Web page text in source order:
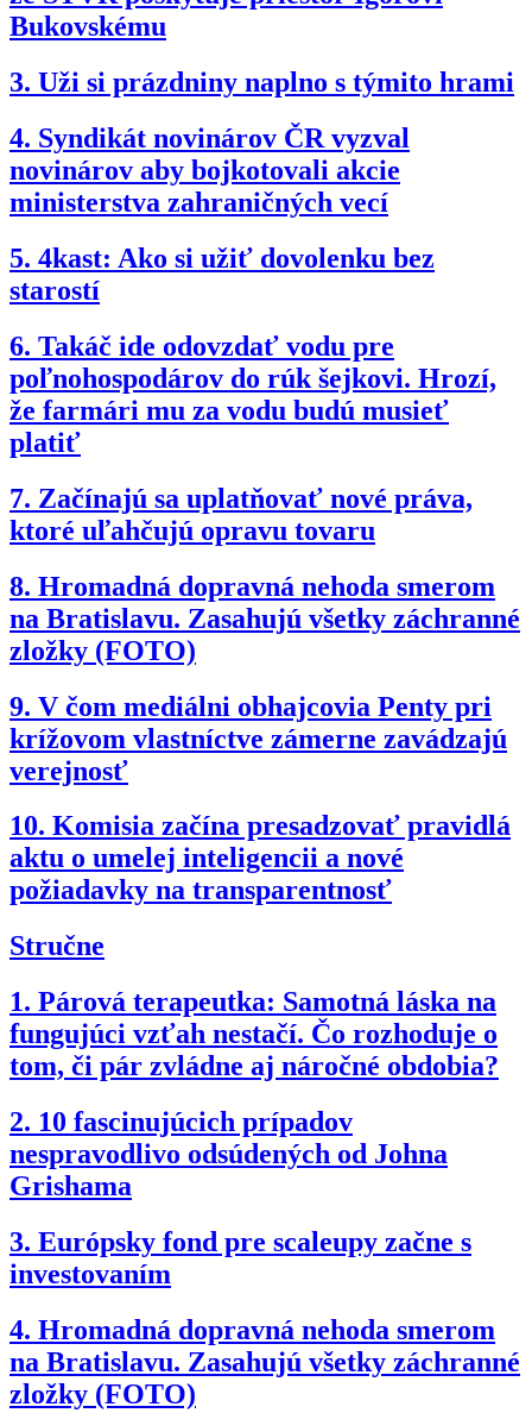
Bukovskému
3. Uži si prázdniny naplno s týmito hrami
4. Syndikát novinárov ČR vyzval
novinárov aby bojkotovali akcie
ministerstva zahraničných vecí
5. 4kast: Ako si užiť dovolenku bez
starostí
6. Takáč ide odovzdať vodu pre
poľnohospodárov do rúk šejkovi. Hrozí,
že farmári mu za vodu budú musieť
platiť
7. Začínajú sa uplatňovať nové práva,
ktoré uľahčujú opravu tovaru
8. Hromadná dopravná nehoda smerom
na Bratislavu. Zasahujú všetky záchranné
zložky (FOTO)
9. V čom mediálni obhajcovia Penty pri
krížovom vlastníctve zámerne zavádzajú
verejnosť
10. Komisia začína presadzovať pravidlá
aktu o umelej inteligencii a nové
požiadavky na transparentnosť
Stručne
1. Párová terapeutka: Samotná láska na
fungujúci vzťah nestačí. Čo rozhoduje o
tom, či pár zvládne aj náročné obdobia?
2. 10 fascinujúcich prípadov
nespravodlivo odsúdených od Johna
Grishama
3. Európsky fond pre scaleupy začne s
investovaním
4. Hromadná dopravná nehoda smerom
na Bratislavu. Zasahujú všetky záchranné
zložky (FOTO)